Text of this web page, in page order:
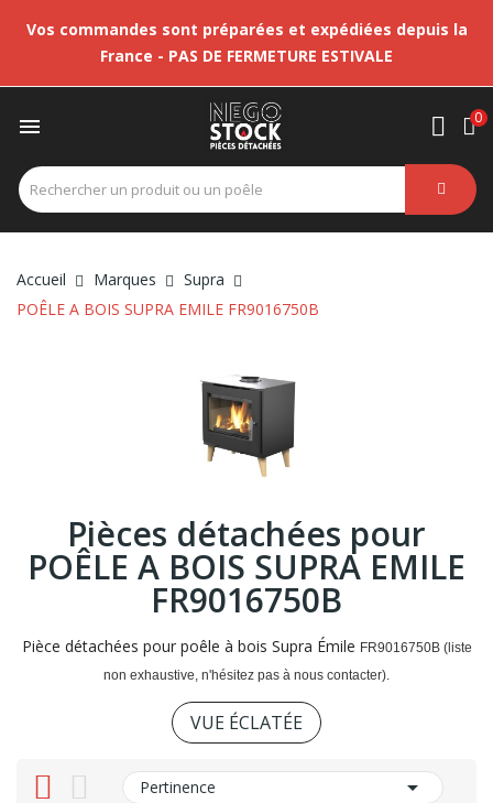
Vos commandes sont préparées et expédiées depuis la
France - PAS DE FERMETURE ESTIVALE
 0
Accueil Marques
Supra
POÊLE A BOIS SUPRA EMILE FR9016750B
Pièces détachées pour
POÊLE A BOIS SUPRA EMILE
FR9016750B
Pièce détachées pour poêle à bois Supra Émile FR9016750B (liste
non exhaustive, n'hésitez pas à nous contacter).
VUE ÉCLATÉE
Pertinence 